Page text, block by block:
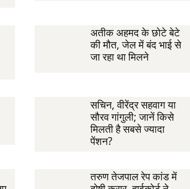
अतीक अहमद के छोटे बेटे
की मौत, जेल में बंद भाई से
जा रहा था मिलने
सचिन, वीरेंद्र सहवाग या
सौरव गांगुली; जानें किसे
मिलती है सबसे ज्यादा
पेंशन?
तरुण तेजपाल रेप कांड में